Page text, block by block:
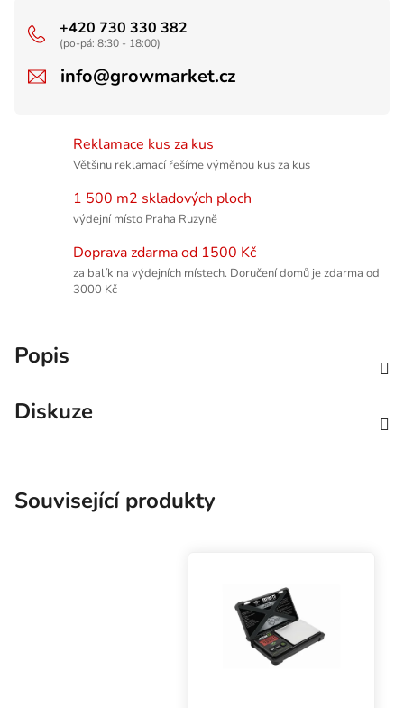
+420 730 330 382
(po-pá: 8:30 - 18:00)
info@growmarket.cz
Reklamace kus za kus
Většinu reklamací řešíme výměnou kus za kus
1 500 m2 skladových ploch
výdejní místo Praha Ruzyně
Doprava zdarma od 1500 Kč
za balík na výdejních místech. Doručení domů je zdarma od
3000 Kč
Popis
Diskuze
Související produkty